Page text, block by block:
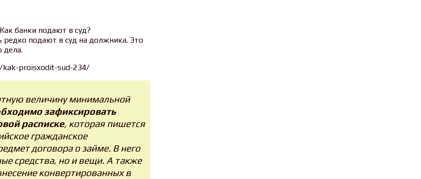
Как банки подают в суд?
редко подают в суд на должника. Это
дела.
kak-proisxodit-sud-234/
величину минимальной
зафиксировать
расписке, которая пишется
гражданское
договора о займе. В него
средства, но и вещи. А также
конвертированных в